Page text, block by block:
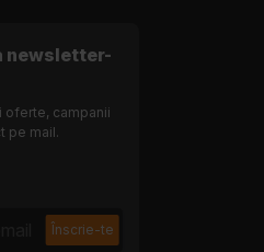
newsletter-
oferte, campanii
pe mail.
Înscrie-te